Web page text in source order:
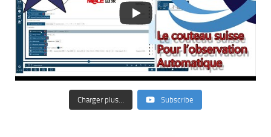
Charger plus… Subscribe